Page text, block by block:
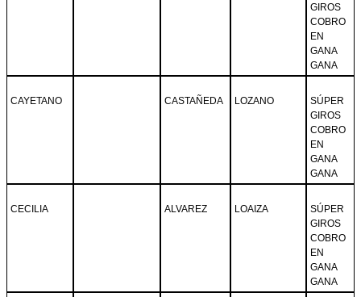
GIROS
COBRO
EN
GANA
GANA
CAYETANO CASTAÑEDA LOZANO
SÚPER
GIROS
COBRO
EN
GANA
GANA
CECILIA ALVAREZ LOAIZA
SÚPER
GIROS
COBRO
EN
GANA
GANA